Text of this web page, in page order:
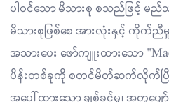
ပါဝင်သော မိသားစု စသည်ဖြင့် မ
မိသားစုဖြစ်စေ အားလုံးနှင့် ကိုက်ညီ
အသားပေး ဖော်ကျူးထားသော
ပိန်းတစ်ခုကို စတင်မိတ်ဆက်လိုက်ပြီ
အပေါ်ထားသော ချစ်ခင်မှု၊ အတူပျေ